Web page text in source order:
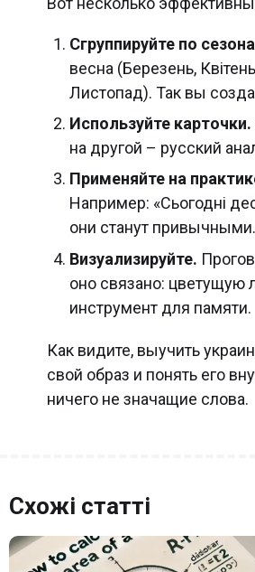
Сгруппируйте по
весна (Березень,
Листопад). Так вы
Используйте карточки.
на другой – русский
Применяйте на
Например: «Сьогодні
они станут привычными.
Визуализируйте.
оно связано: цветущую
инструмент для памяти.
Как видите, выучить
свой образ и понять его
ничего не значащие слова.
Схожі статті